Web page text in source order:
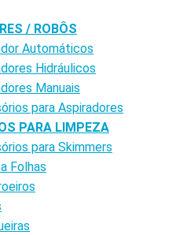
/ ROBÔS
Automáticos
Hidráulicos
Manuais
para Aspiradores
PARA LIMPEZA
para Skimmers
Folhas